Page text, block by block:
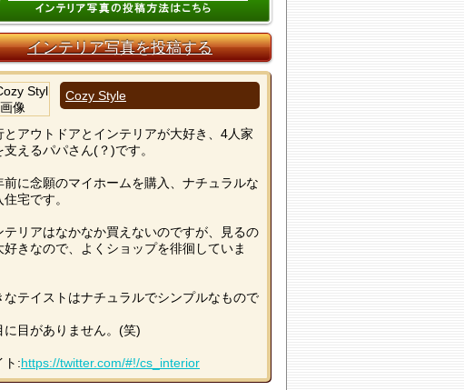
インテリア写真を投稿する
Cozy Style
とアウトドアとインテリアが大好き、4人家
支えるパパさん(？)です。
前に念願のマイホームを購入、ナチュラルな
宅です。
テリアはなかなか買えないのですが、見るの
好きなので、よくショップを徘徊していま
なテイストはナチュラルでシンプルなもので
に目がありません。(笑)
ト:https://twitter.com/#!/cs_interior